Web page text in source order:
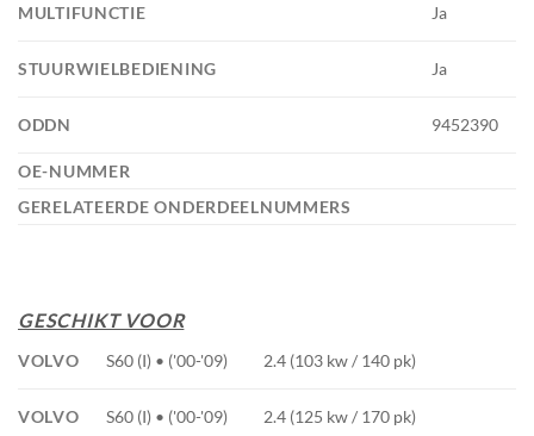
MULTIFUNCTIE Ja
STUURWIELBEDIENING Ja
ODDN 9452390
OE-NUMMER
GERELATEERDE ONDERDEELNUMMERS
GESCHIKT VOOR
VOLVO S60 (I) • ('00-'09) 2.4 (103 kw / 140 pk)
VOLVO S60 (I) • ('00-'09) 2.4 (125 kw / 170 pk)